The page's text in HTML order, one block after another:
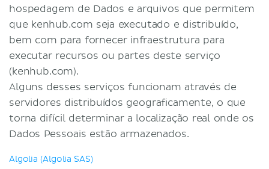
hospedagem de Dados e arquivos que permitem
que kenhub.com seja executado e distribuído,
bem com para fornecer infraestrutura para
executar recursos ou partes deste serviço
(kenhub.com).
Alguns desses serviços funcionam através de
servidores distribuídos geograficamente, o que
torna difícil determinar a localização real onde os
Dados Pessoais estão armazenados.
Algolia (Algolia SAS)